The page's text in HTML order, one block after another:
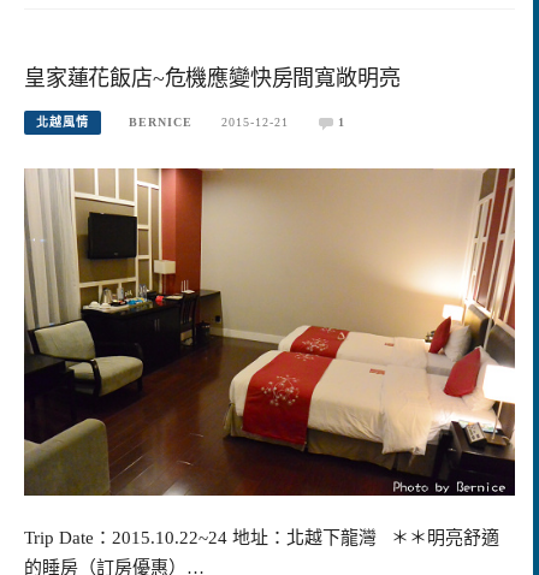
皇家蓮花飯店~危機應變快房間寬敞明亮
北越風情 BERNICE 2015-12-21 1
Trip Date：2015.10.22~24 地址：北越下龍灣 ＊＊明亮舒適
的睡房（訂房優惠）…